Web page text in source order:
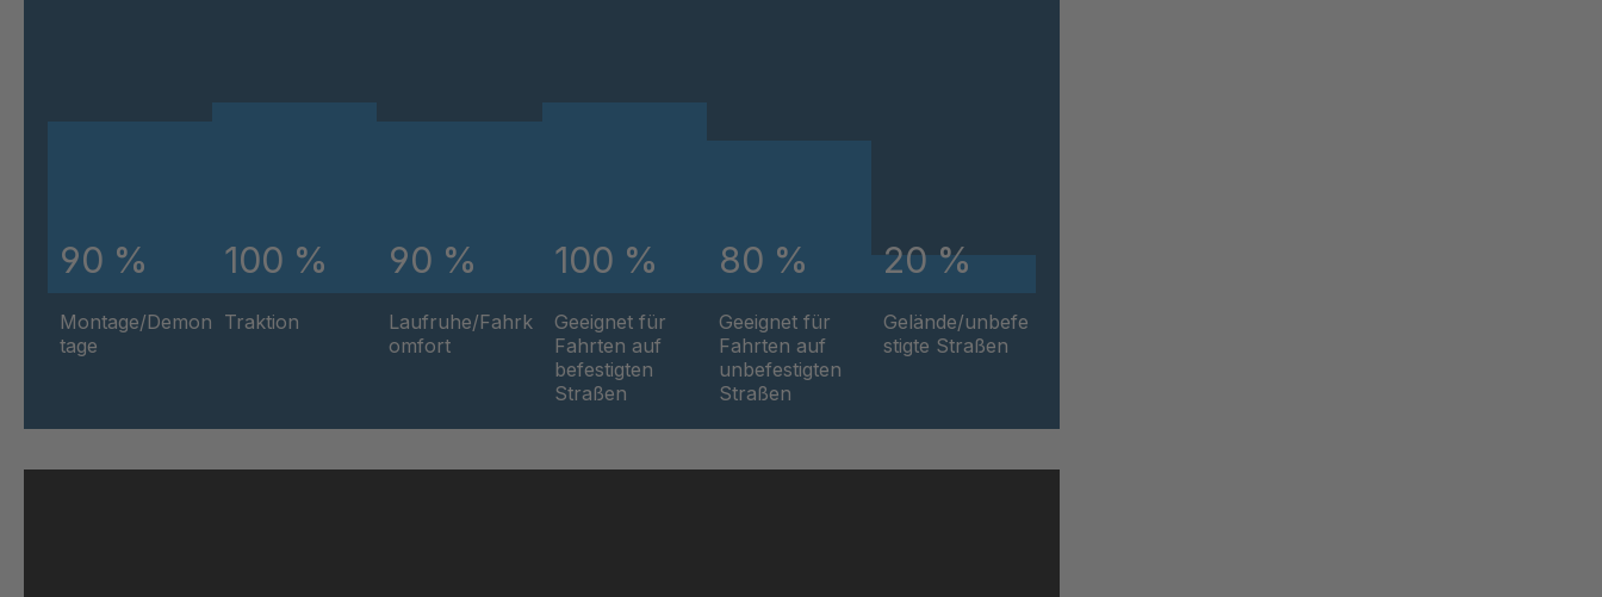
90 %
Montage/Demon
tage
100 %
Traktion
90 %
Laufruhe/Fahrk
omfort
100 %
Geeignet für
Fahrten auf
befestigten
Straßen
80 %
Geeignet für
Fahrten auf
unbefestigten
Straßen
20 %
Gelände/unbefe
stigte Straßen